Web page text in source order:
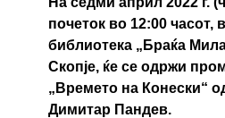
почеток во 12:00 часот,
библиотека „Браќа
Скопје, ќе се одржи
„Времето на Конески“
Димитар Пандев.